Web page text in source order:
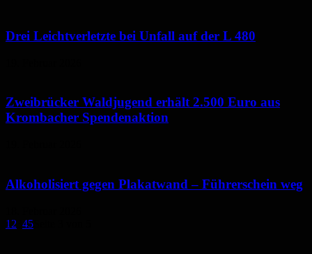
Drei Leichtverletzte bei Unfall auf der L 480
Zweibrücker Waldjugend erhält 2.500 Euro aus
Krombacher Spendenaktion
Alkoholisiert gegen Plakatwand – Führerschein weg
1 2 45